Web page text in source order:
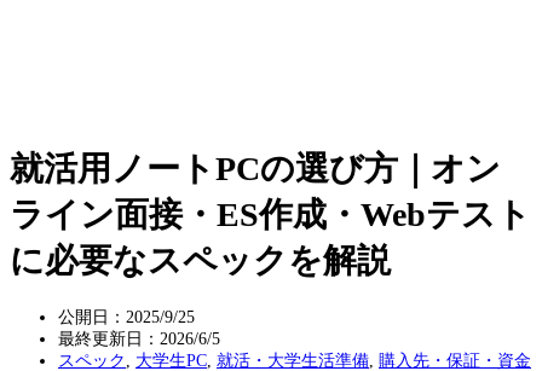
就活用ノートPCの選び方｜オン
ライン面接・ES作成・Webテスト
に必要なスペックを解説
公開日：2025/9/25
最終更新日： 2026/6/5
スペック
大学生PC 就活・大学生活準備 購入先・保証・資金